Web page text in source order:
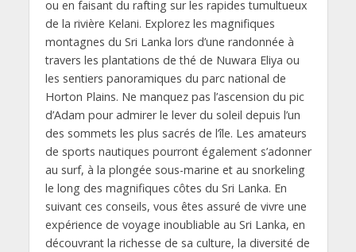
ou en faisant du rafting sur les rapides tumultueux
de la rivière Kelani. Explorez les magnifiques
montagnes du Sri Lanka lors d’une randonnée à
travers les plantations de thé de Nuwara Eliya ou
les sentiers panoramiques du parc national de
Horton Plains. Ne manquez pas l’ascension du pic
d’Adam pour admirer le lever du soleil depuis l’un
des sommets les plus sacrés de l’île. Les amateurs
de sports nautiques pourront également s’adonner
au surf, à la plongée sous-marine et au snorkeling
le long des magnifiques côtes du Sri Lanka. En
suivant ces conseils, vous êtes assuré de vivre une
expérience de voyage inoubliable au Sri Lanka, en
découvrant la richesse de sa culture, la diversité de